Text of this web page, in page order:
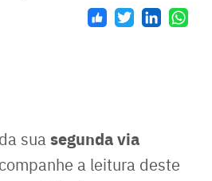
sua segunda via
a leitura deste